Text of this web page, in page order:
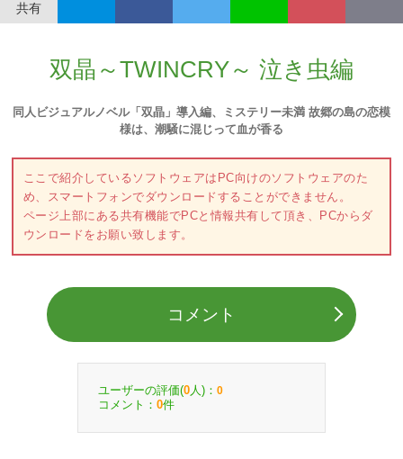
共有
双晶～TWINCRY～ 泣き虫編
同人ビジュアルノベル「双晶」導入編、ミステリー未満 故郷の島の恋模
様は、潮騒に混じって血が香る
ここで紹介しているソフトウェアはPC向けのソフトウェアのた
め、スマートフォンでダウンロードすることができません。
ページ上部にある共有機能でPCと情報共有して頂き、PCからダ
ウンロードをお願い致します。
コメント
ユーザーの評価(0 人)： 0
コメント： 0件